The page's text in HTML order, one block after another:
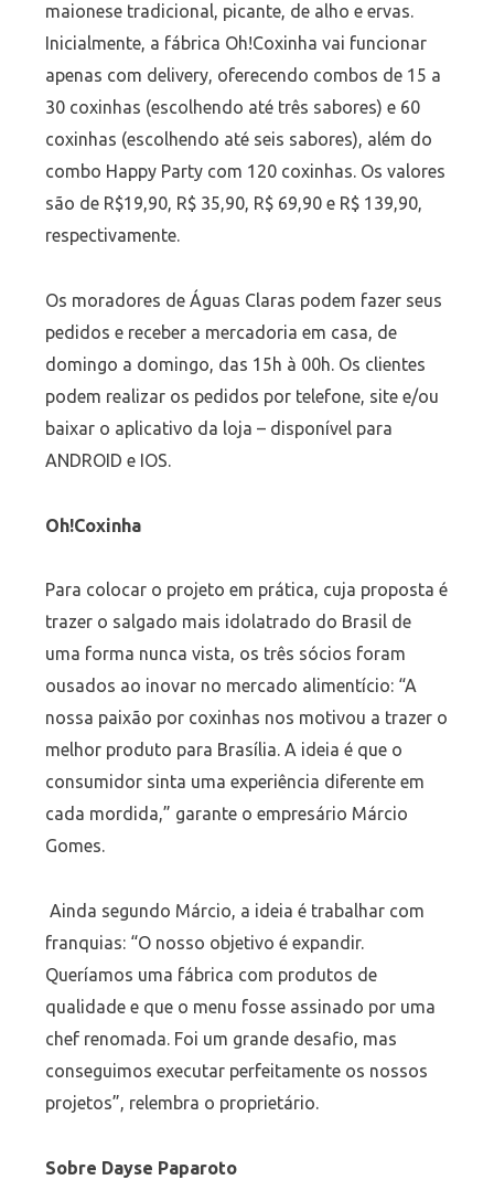
maionese tradicional, picante, de alho e ervas.
Inicialmente, a fábrica Oh!Coxinha vai funcionar
apenas com delivery, oferecendo combos de 15 a
30 coxinhas (escolhendo até três sabores) e 60
coxinhas (escolhendo até seis sabores), além do
combo Happy Party com 120 coxinhas. Os valores
são de R$19,90, R$ 35,90, R$ 69,90 e R$ 139,90,
respectivamente.
Os moradores de Águas Claras podem fazer seus
pedidos e receber a mercadoria em casa, de
domingo a domingo, das 15h à 00h. Os clientes
podem realizar os pedidos por telefone, site e/ou
baixar o aplicativo da loja – disponível para
ANDROID e IOS.
Oh!Coxinha
Para colocar o projeto em prática, cuja proposta é
trazer o salgado mais idolatrado do Brasil de
uma forma nunca vista, os três sócios foram
ousados ao inovar no mercado alimentício: “A
nossa paixão por coxinhas nos motivou a trazer o
melhor produto para Brasília. A ideia é que o
consumidor sinta uma experiência diferente em
cada mordida,” garante o empresário Márcio
Gomes.
Ainda segundo Márcio, a ideia é trabalhar com
franquias: “O nosso objetivo é expandir.
Queríamos uma fábrica com produtos de
qualidade e que o menu fosse assinado por uma
chef renomada. Foi um grande desafio, mas
conseguimos executar perfeitamente os nossos
projetos”, relembra o proprietário.
Sobre Dayse Paparoto